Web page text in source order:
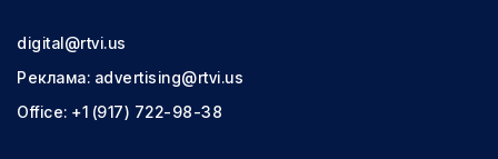
digital@rtvi.us
Реклама: advertising@rtvi.us
Office: +1 (917) 722-98-38